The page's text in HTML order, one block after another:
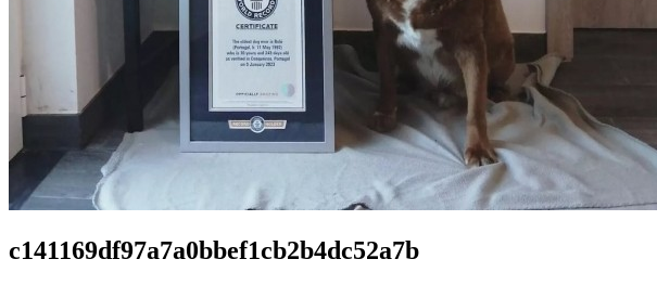
c141169df97a7a0bbef1cb2b4dc52a7b